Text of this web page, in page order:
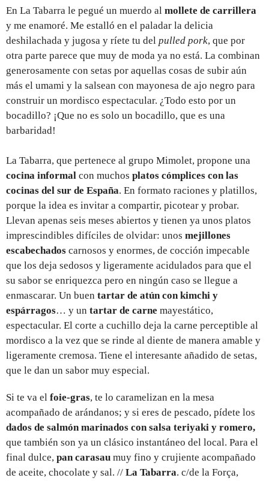
En La Tabarra le pegué un muerdo al mollete de carrillera
y me enamoré. Me estalló en el paladar la delicia
deshilachada y jugosa y ríete tu del pulled pork, que por
otra parte parece que muy de moda ya no está. La combinan
generosamente con setas por aquellas cosas de subir aún
más el umami y la salsean con mayonesa de ajo negro para
construir un mordisco espectacular. ¿Todo esto por un
bocadillo? ¡Que no es solo un bocadillo, que es una
barbaridad!
La Tabarra, que pertenece al grupo Mimolet, propone una
cocina informal con muchos platos cómplices con las
cocinas del sur de España. En formato raciones y platillos,
porque la idea es invitar a compartir, picotear y probar.
Llevan apenas seis meses abiertos y tienen ya unos platos
imprescindibles difíciles de olvidar: unos mejillones
escabechados carnosos y enormes, de cocción impecable
que los deja sedosos y ligeramente acidulados para que el
su sabor se enriquezca pero en ningún caso se llegue a
enmascarar. Un buen tartar de atún con kimchi y
espárragos… y un tartar de carne mayestático,
espectacular. El corte a cuchillo deja la carne perceptible al
mordisco a la vez que se rinde al diente de manera amable y
ligeramente cremosa. Tiene el interesante añadido de setas,
que le dan un sabor muy especial.
Si te va el foie-gras, te lo caramelizan en la mesa
acompañado de arándanos; y si eres de pescado, pídete los
dados de salmón marinados con salsa teriyaki y romero,
que también son ya un clásico instantáneo del local. Para el
final dulce, pan carasau muy fino y crujiente acompañado
de aceite, chocolate y sal. // La Tabarra. c/de la Força,